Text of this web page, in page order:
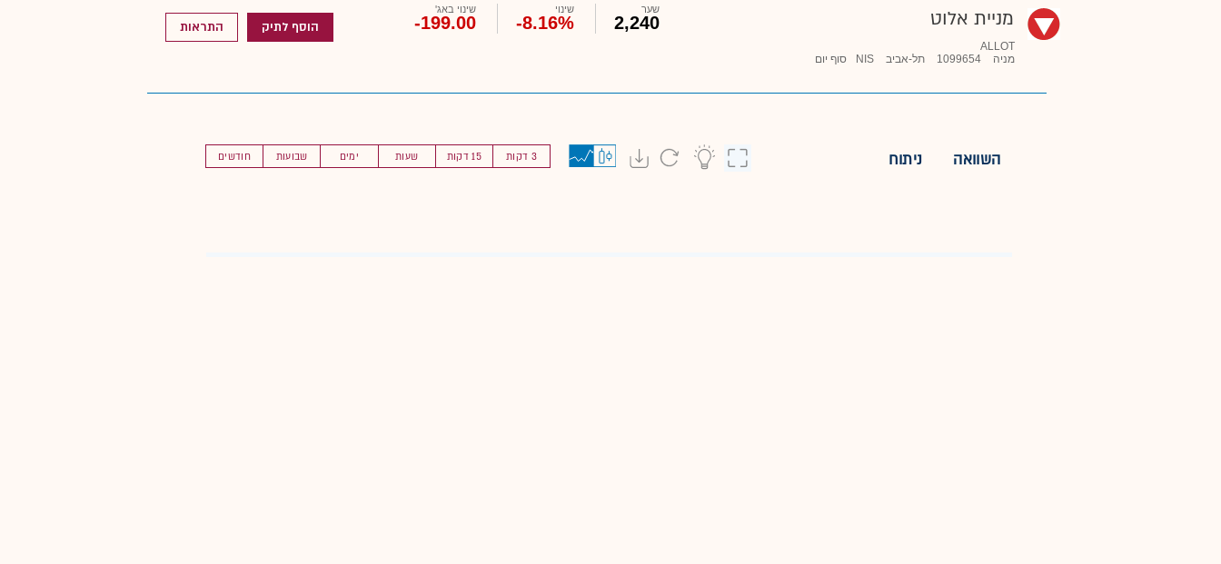
מניית אלוט
ALLOT
מניה
1099654 תל-אביב NIS סוף יום
שער
2,240
שינוי
-8.16%
שינוי באג'
-199.00 הוסף לתיק התראות
חודשים שבועות ימים שעות 15 דקות 3 דקות השוואה ניתוח